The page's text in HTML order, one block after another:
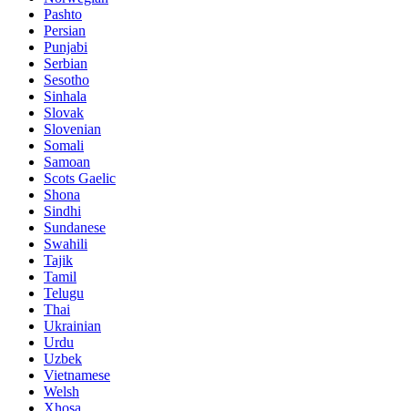
Pashto
Persian
Punjabi
Serbian
Sesotho
Sinhala
Slovak
Slovenian
Somali
Samoan
Scots Gaelic
Shona
Sindhi
Sundanese
Swahili
Tajik
Tamil
Telugu
Thai
Ukrainian
Urdu
Uzbek
Vietnamese
Welsh